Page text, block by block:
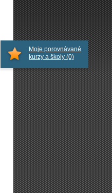
Moje porovnávané
kurzy a školy (0)